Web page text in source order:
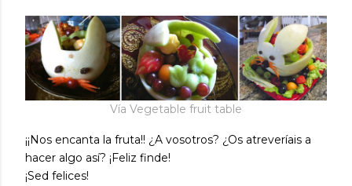
Vía Vegetable fruit table
¡¡Nos encanta la fruta!! ¿A vosotros? ¿Os atreveríais a
hacer algo así? ¡Feliz finde!
¡Sed felices!